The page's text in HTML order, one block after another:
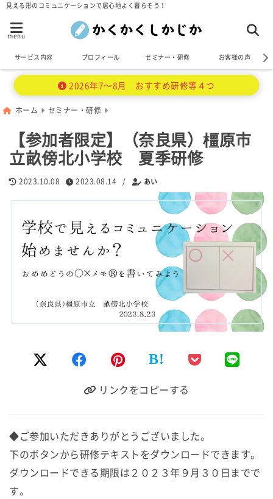
見える形のコミュニケーションで居心地よく暮らそう！
menu
サービス内容 プロフィール セミナー・研修 お客様の声
2026年7～8月 おすすめ研修等４つ
ホーム セミナー・研修
【参加者限定】（奈良県）橿原市
立畝傍北小学校 夏季研修
2023.10.08 2023.08.14 / あい
B!
リンクをコピーする
◆ご参加いただきありがとうございました。
下のボタンから研修テキストをダウンロードできます。
ダウンロードできる期限は２０２３年９月３０日までで
す。